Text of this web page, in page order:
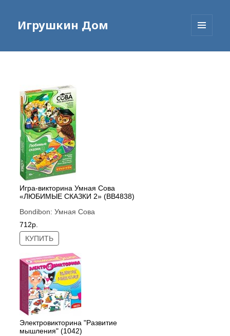
Игрушкин Дом
Игра-викторина Умная Сова
«ЛЮБИМЫЕ СКАЗКИ 2» (ВВ4838)
Bondibon:Умная Сова
712р.
КУПИТЬ
Электровикторина "Развитие
мышления" (1042)